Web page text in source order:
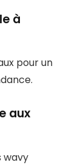
à
pour un
aux
wavy